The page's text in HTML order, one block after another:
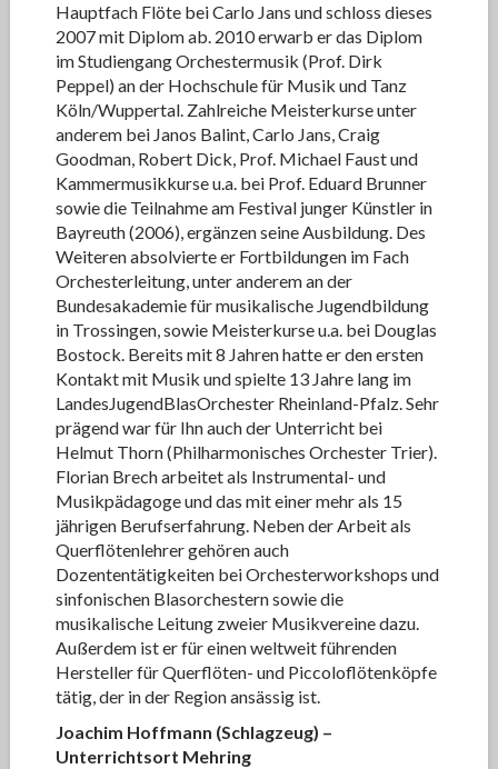
Hauptfach Flöte bei Carlo Jans und schloss dieses
2007 mit Diplom ab. 2010 erwarb er das Diplom
im Studiengang Orchestermusik (Prof. Dirk
Peppel) an der Hochschule für Musik und Tanz
Köln/Wuppertal. Zahlreiche Meisterkurse unter
anderem bei Janos Balint, Carlo Jans, Craig
Goodman, Robert Dick, Prof. Michael Faust und
Kammermusikkurse u.a. bei Prof. Eduard Brunner
sowie die Teilnahme am Festival junger Künstler in
Bayreuth (2006), ergänzen seine Ausbildung. Des
Weiteren absolvierte er Fortbildungen im Fach
Orchesterleitung, unter anderem an der
Bundesakademie für musikalische Jugendbildung
in Trossingen, sowie Meisterkurse u.a. bei Douglas
Bostock. Bereits mit 8 Jahren hatte er den ersten
Kontakt mit Musik und spielte 13 Jahre lang im
LandesJugendBlasOrchester Rheinland-Pfalz. Sehr
prägend war für Ihn auch der Unterricht bei
Helmut Thorn (Philharmonisches Orchester Trier).
Florian Brech arbeitet als Instrumental- und
Musikpädagoge und das mit einer mehr als 15
jährigen Berufserfahrung. Neben der Arbeit als
Querflötenlehrer gehören auch
Dozententätigkeiten bei Orchesterworkshops und
sinfonischen Blasorchestern sowie die
musikalische Leitung zweier Musikvereine dazu.
Außerdem ist er für einen weltweit führenden
Hersteller für Querflöten- und Piccoloflötenköpfe
tätig, der in der Region ansässig ist.
Joachim Hoffmann (Schlagzeug) –
Unterrichtsort Mehring